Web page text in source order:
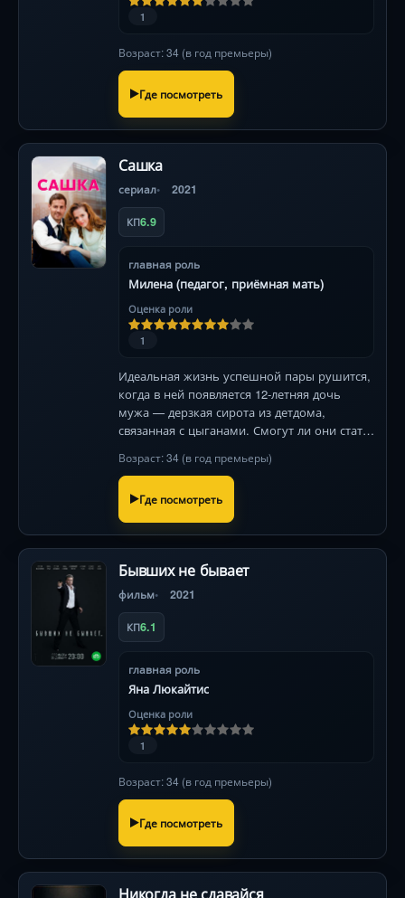
1
Возраст: 34 (в год премьеры)
Где посмотреть
Сашка
сериал 2021
КП6.9
главная роль
Милена (педагог, приёмная мать)
Оценка роли
1
Идеальная жизнь успешной пары рушится,
когда в ней появляется 12-летняя дочь
мужа — дерзкая сирота из детдома,
связанная с цыганами. Смогут ли они стать
Возраст: 34 (в год премьеры)
Где посмотреть
Бывших не бывает
фильм 2021
КП6.1
главная роль
Яна Люкайтис
Оценка роли
1
Возраст: 34 (в год премьеры)
Где посмотреть